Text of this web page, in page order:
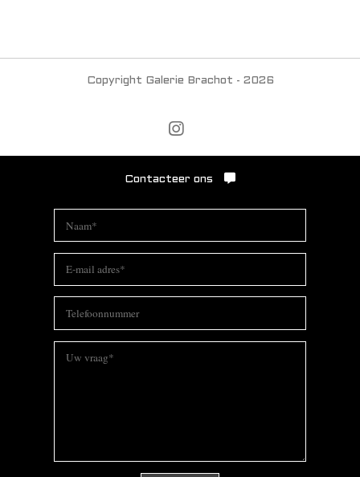
Copyright Galerie Brachot - 2026
Contacteer ons